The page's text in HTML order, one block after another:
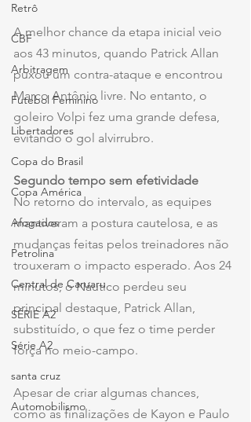
Retrô
CBF
Arbitragem
Futebol Feminino
Libertadores
Copa do Brasil
Copa América
Afogados
Petrolina
Central de Caruaru
SÉRIE A2
Série A2
santa cruz
Automobilismo
A melhor chance da etapa inicial veio
aos 43 minutos, quando Patrick Allan
puxou um contra-ataque e encontrou
Marco Antônio livre. No entanto, o
goleiro Volpi fez uma grande defesa,
evitando o gol alvirrubro.
Segundo tempo sem efetividade
No retorno do intervalo, as equipes
mantiveram a postura cautelosa, e as
mudanças feitas pelos treinadores não
trouxeram o impacto esperado. Aos 24
minutos, o Náutico perdeu seu
principal destaque, Patrick Allan,
substituído, o que fez o time perder
força no meio-campo.
Apesar de criar algumas chances,
como as finalizações de Kayon e Paulo